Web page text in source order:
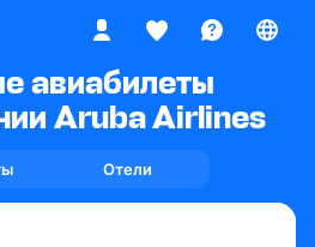
авиабилеты
Aruba Airlines
Отели